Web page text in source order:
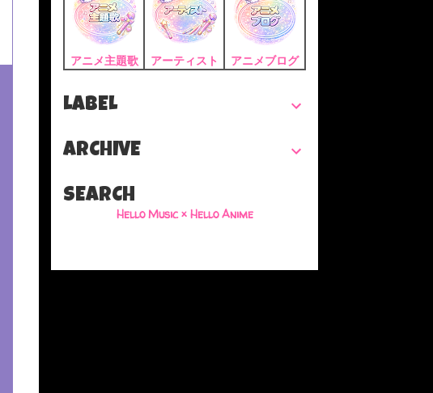
アニメ主題歌 アーティスト アニメブログ
LABEL
ARCHIVE
SEARCH
Hello Music × Hello Anime